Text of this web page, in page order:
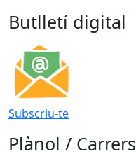
Butlletí digital
Subscriu-te
Plànol / Carrers